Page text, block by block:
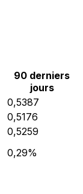
90 derniers
jours
0,5387
0,5176
0,5259
0,29%